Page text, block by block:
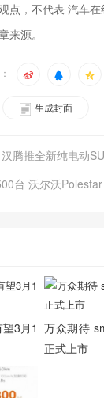
点，不代表 汽车
来源。
生成封面
腾推全新纯电动
台 沃尔沃
3月1 万众期待
正式上市